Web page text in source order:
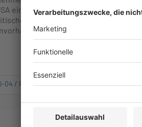
einstellen. Mit zwei Gesetzen und
Sicherheitsziele und weichen
und
04 / RuW-online